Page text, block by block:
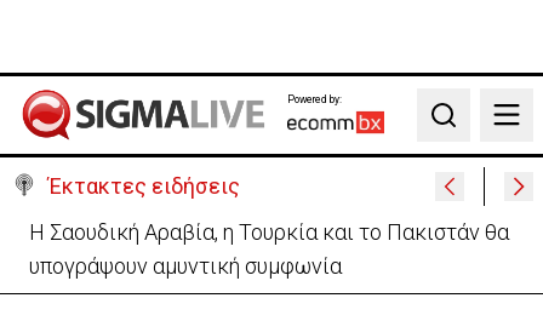
Powered by:
Search
Έκτακτες ειδήσεις
Δαμιανός για GSI: «Σιγουριά από Meridiam, αλλά να
περιμένουμε την έκθεση ΕΤΕπ»